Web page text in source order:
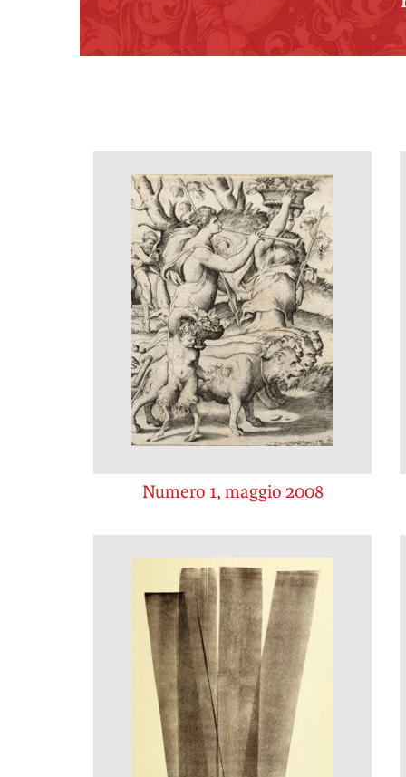
Numero 1, maggio 2008